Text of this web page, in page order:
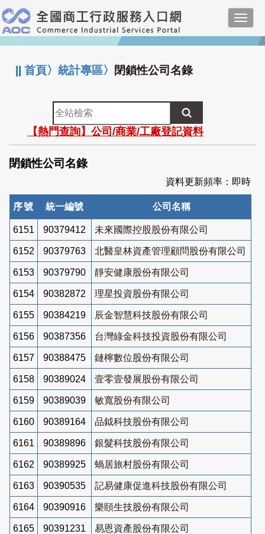
跳
到
主
要
:::
||首頁〉統計專區〉 閉鎖性公司名錄
全
站
檢
索
【熱門查詢】公司/商業/工廠登記資料
閉鎖性公司名錄
資料更新頻率：即時
序號 統一編號 公司名稱
6151 90379412 未來國際控股股份有限公司
6152 90379763 北醫皇林資產管理顧問股份有限公司
6153 90379790 靜安健康股份有限公司
6154 90382872 理星投資股份有限公司
6155 90384219 辰金智慧科技股份有限公司
6156 90387356 台灣綠金科技投資股份有限公司
6157 90388475 鏈檸數位股份有限公司
6158 90389024 壹零壹發展股份有限公司
6159 90389039 敏寬股份有限公司
6160 90389164 品鉞科技股份有限公司
6161 90389896 銀髮科技股份有限公司
6162 90389925 蝸居旅村股份有限公司
6163 90390535 記易健康促進科技股份有限公司
6164 90390916 樂頤生技股份有限公司
6165 90391231 易恩資產股份有限公司